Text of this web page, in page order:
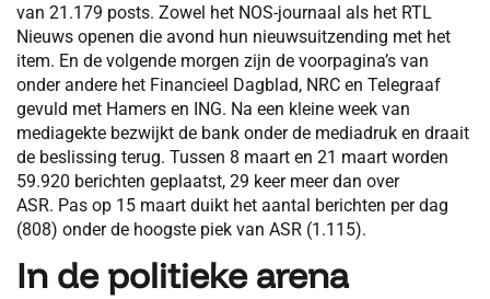
van 21.179 posts. Zowel het NOS-journaal als het RTL
Nieuws openen die avond hun nieuwsuitzending met het
item. En de volgende morgen zijn de voorpagina’s van
onder andere het Financieel Dagblad, NRC en Telegraaf
gevuld met Hamers en ING. Na een kleine week van
mediagekte bezwijkt de bank onder de mediadruk en draait
de beslissing terug. Tussen 8 maart en 21 maart worden
59.920 berichten geplaatst, 29 keer meer dan over
ASR. Pas op 15 maart duikt het aantal berichten per dag
(808) onder de hoogste piek van ASR (1.115).
In de politieke arena